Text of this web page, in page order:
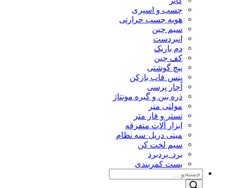
چسب و اسپری
هویه چسب حرارتی
سیم چین
انبردست
دم باریک
کف چین
پیچ گوشتی
پنس-قاب بازکن
آچار پرسی
ذره بین و گیره مونتاژ
مولتی متر
تستر و فاز متر
ابزار آلات متفرقه
مینی دریل-سه نظام
سیم لخت کن
برد_بردبرد
بست کمربندی
Products
search